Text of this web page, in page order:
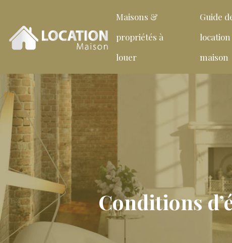
Maisons &
propriétés à
louer
Guide
location
maison
Conditions